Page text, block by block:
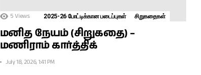
5 Views 2025-26 போட்டிக்கான படைப்புகள் சிறுகதைகள்
மனித நேயம் (சிறுகதை) –
மணிராம் கார்த்திக்
July 18, 2026, 1:41 PM